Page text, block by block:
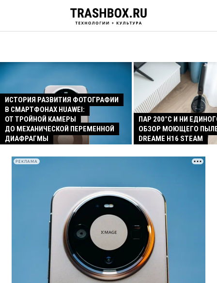
ИСТОРИЯ РАЗВИТИЯ ФОТОГРАФИИ
В СМАРТФОНАХ HUAWEI:
ОТ ТРОЙНОЙ КАМЕРЫ
ДО МЕХАНИЧЕСКОЙ ПЕРЕМЕННОЙ
ДИАФРАГМЫ
ПАР 200°C И НИ
ОБЗОР МОЮЩЕГО
DREAME H16 STEAM
РЕКЛАМА